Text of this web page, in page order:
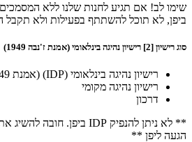
שימו לב! אם תגיע לחנות שלנו ללא
ביפן, לא תוכל להשתתף בפעילות ולא תקבל
סוג רישיון [2] רישיון נהיגה בינלאומי (אמנת ז'נבה 1949)
רישיון נהיגה בינלאומי (IDP) (אמנת 1949 בלבד)
רישיון נהיגה מקומי
דרכון
הגעה ליפן **